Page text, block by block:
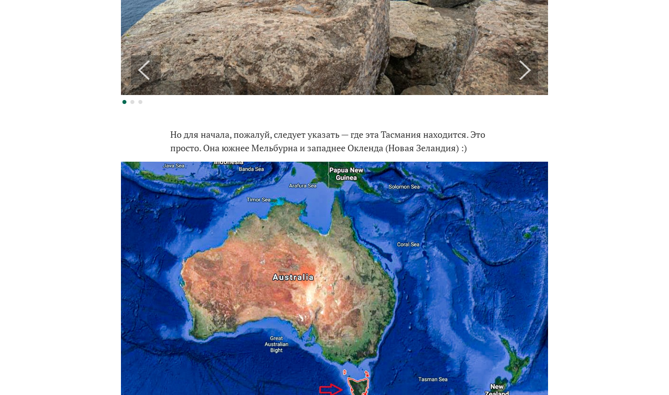
Но для начала, пожалуй, следует указать — где эта Тасмания находится. Это
просто. Она южнее Мельбурна и западнее Окленда (Новая Зеландия) :)